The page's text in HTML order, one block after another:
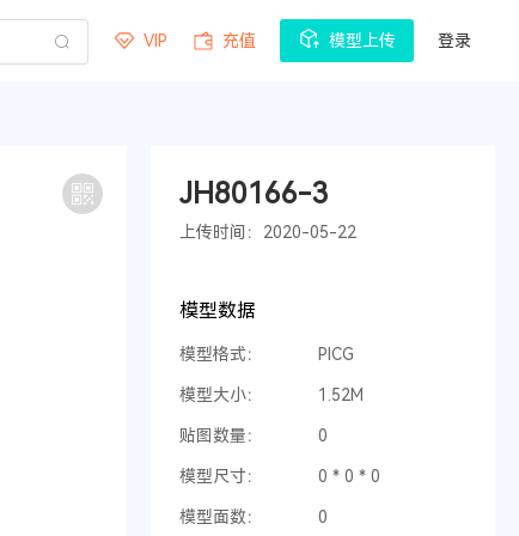
VIP 充值 模型上传 登录
JH80166-3
上传时间：2020-05-22
模型数据
模型格式： PICG
模型大小： 1.52M
贴图数量： 0
模型尺寸： 0 * 0 * 0
模型面数： 0